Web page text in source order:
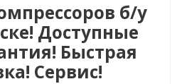
б/у
Доступные
Быстрая
Сервис!